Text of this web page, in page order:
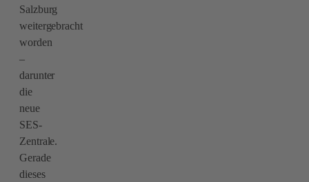
Salzburg
weitergebracht
worden
–
darunter
die
neue
SES-
Zentrale.
Gerade
dieses